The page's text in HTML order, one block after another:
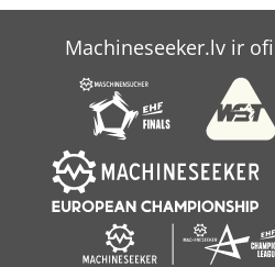
Case Ih Mx 285
Case Ih Mxm 130
Case-Ih Maxxum
Machineseeker.lv ir